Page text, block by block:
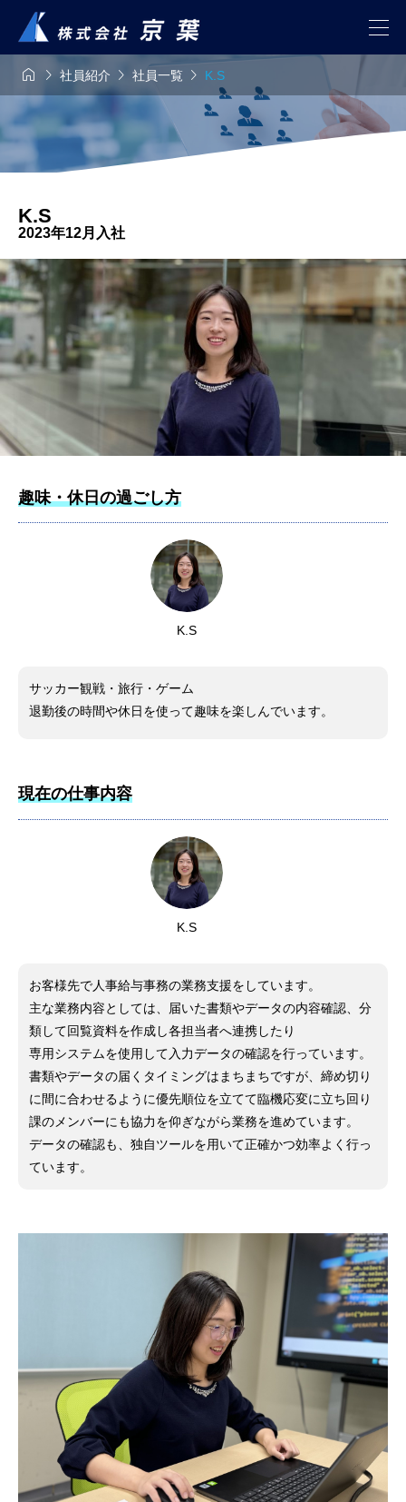
  社員紹介  社員一覧  K.S
K.S
2023年12月入社
趣味・休日の過ごし方
K.S
サッカー観戦・旅行・ゲーム
退勤後の時間や休日を使って趣味を楽しんでいます。
現在の仕事内容
K.S
お客様先で人事給与事務の業務支援をしています。
主な業務内容としては、届いた書類やデータの内容確認、分
類して回覧資料を作成し各担当者へ連携したり
専用システムを使用して入力データの確認を行っています。
書類やデータの届くタイミングはまちまちですが、締め切り
に間に合わせるように優先順位を立てて臨機応変に立ち回り
課のメンバーにも協力を仰ぎながら業務を進めています。
データの確認も、独自ツールを用いて正確かつ効率よく行っ
ています。